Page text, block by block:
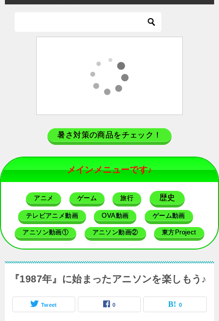
暑さ対策の商品をチェック！
メインメニューです♪
アニメ ゲーム 旅行 歴史
テレビアニメ動画 OVA動画 ゲーム動画
アニソン動画① アニソン動画② 東方Project
『1987年』に始まったアニソンを楽しもう♪
Tweet 0 0